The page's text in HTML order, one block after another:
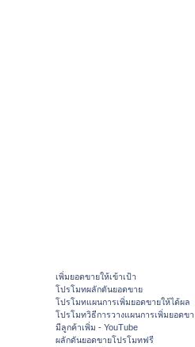
เพิ่มยอดขายให้เข้าเป้า
โปรโมทผลักดันยอดขาย
โปรโมทแผนการเพิ่มยอดขายให้ได้ผล
โปรโมทวิธีการวางแผนการเพิ่มยอดข
มีลูกค้าเพิ่ม - YouTube
ผลักดันยอดขายโปรโมทฟรี